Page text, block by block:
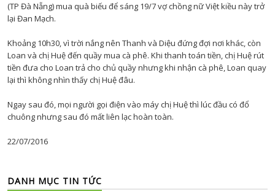
(TP Đà Nẵng) mua quà biếu để sáng 19/7 vợ chồng nữ Việt kiều này trở
lại Đan Mạch.
Khoảng 10h30, vì trời nắng nên Thanh và Diệu đứng đợi nơi khác, còn
Loan và chị Huệ đến quầy mua cà phê. Khi thanh toán tiền, chị Huệ rút
tiền đưa cho Loan trả cho chủ quầy nhưng khi nhận cà phê, Loan quay
lại thì không nhìn thấy chị Huệ đâu.
Ngay sau đó, mọi người gọi điện vào máy chị Huệ thì lúc đầu có đổ
chuông nhưng sau đó mất liên lạc hoàn toàn.
22/07/2016
DANH MỤC TIN TỨC